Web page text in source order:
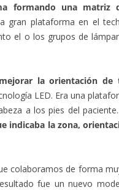
formando una matriz
gran plataforma en el
el o los grupos de
la orientación de
LED. Era una
a los pies del paciente.
indicaba la zona,
colaboramos de forma
fue un nuevo